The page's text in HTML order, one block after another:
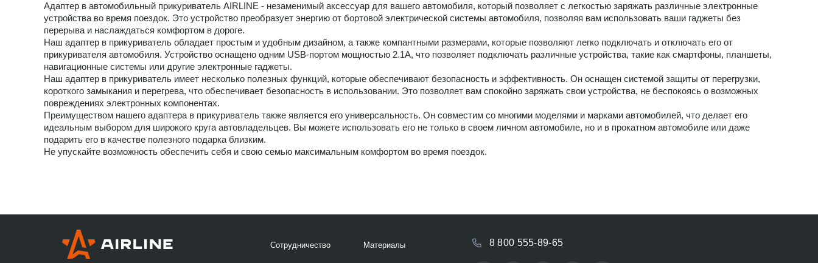
Адаптер в автомобильный прикуриватель AIRLINE - незаменимый аксессуар для вашего автомобиля, который позволяет с легкостью заряжать различные электронные
устройства во время поездок. Это устройство преобразует энергию от бортовой электрической системы автомобиля, позволяя вам использовать ваши гаджеты без
перерыва и наслаждаться комфортом в дороге.
Наш адаптер в прикуриватель обладает простым и удобным дизайном, а также компантными размерами, которые позволяют легко подключать и отключать его от
прикуривателя автомобиля. Устройство оснащено одним USB-портом мощностью 2.1А, что позволяет подключать различные устройства, такие как смартфоны, планшеты,
навигационные системы или другие электронные гаджеты.
Наш адаптер в прикуриватель имеет несколько полезных функций, которые обеспечивают безопасность и эффективность. Он оснащен системой защиты от перегрузки,
короткого замыкания и перегрева, что обеспечивает безопасность в использовании. Это позволяет вам спокойно заряжать свои устройства, не беспокоясь о возможных
повреждениях электронных компонентах.
Преимуществом нашего адаптера в прикуриватель также является его универсальность. Он совместим со многими моделями и марками автомобилей, что делает его
идеальным выбором для широкого круга автовладельцев. Вы можете использовать его не только в своем личном автомобиле, но и в прокатном автомобиле или даже
подарить его в качестве полезного подарка близким.
Не упускайте возможность обеспечить себя и свою семью максимальным комфортом во время поездок.
Сотрудничество Материалы 8 800 555-89-65